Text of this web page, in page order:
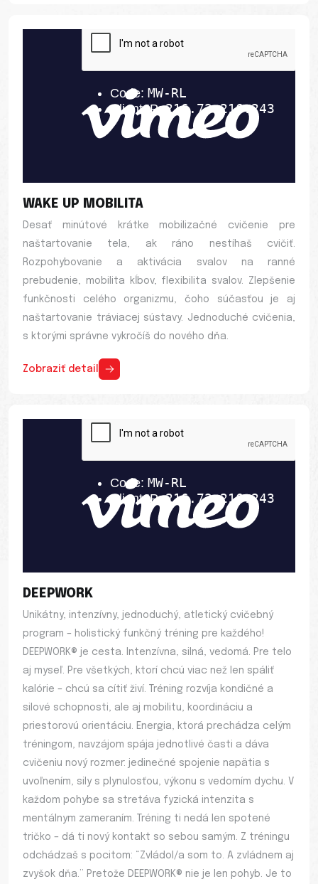
WAKE UP MOBILITA
Desať minútové krátke mobilizačné cvičenie pre
naštartovanie tela, ak ráno nestíhaš cvičiť.
Rozpohybovanie a aktivácia svalov na ranné
prebudenie, mobilita kĺbov, flexibilita svalov. Zlepšenie
funkčnosti celého organizmu, čoho súčasťou je aj
naštartovanie tráviacej sústavy. Jednoduché cvičenia,
s ktorými správne vykročíš do nového dňa.
Zobraziť detail
DEEPWORK
Unikátny, intenzívny, jednoduchý, atletický cvičebný
program – holistický funkčný tréning pre každého!
DEEPWORK® je cesta. Intenzívna, silná, vedomá. Pre telo
aj myseľ. Pre všetkých, ktorí chcú viac než len spáliť
kalórie – chcú sa cítiť živí. Tréning rozvíja kondičné a
silové schopnosti, ale aj mobilitu, koordináciu a
priestorovú orientáciu. Energia, ktorá prechádza celým
tréningom, navzájom spája jednotlivé časti a dáva
cvičeniu nový rozmer: jedinečné spojenie napätia s
uvoľnením, sily s plynulosťou, výkonu s vedomím dychu. V
každom pohybe sa stretáva fyzická intenzita s
mentálnym zameraním. Tréning ti nedá len spotené
tričko – dá ti nový kontakt so sebou samým. Z tréningu
odchádzaš s pocitom: “Zvládol/a som to. A zvládnem aj
zvyšok dňa.” Pretože DEEPWORK® nie je len pohyb. Je to